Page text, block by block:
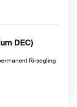
DEC)
försegling